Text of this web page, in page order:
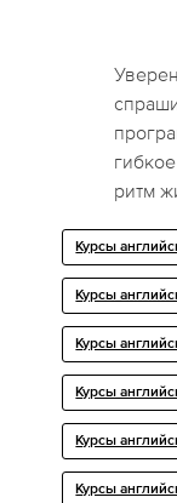
ритм
Курсы
Курсы
Курсы
Курсы
Курсы
Курсы